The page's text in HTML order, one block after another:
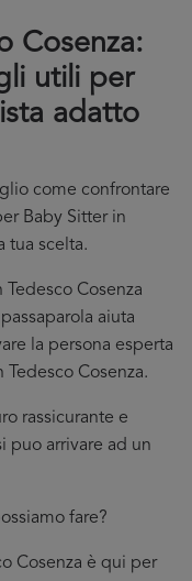
Cosenza:
utili per
adatto
come confrontare
Baby Sitter in
tua scelta.
Cosenza
aiuta
la persona esperta
Cosenza.
rassicurante e
puo arrivare ad un
fare?
Cosenza è qui per